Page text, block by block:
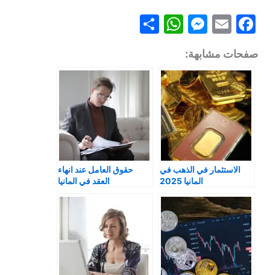
F
a
c
e
b
o
o
k
E
m
ai
l
M
s
s
e
n
g
er
W
s
A
p
p
e
صفحات مشابهة:
الاستثمار في الذهب في
المانيا 2025
حقوق العامل عند انهاء
العقد في المانيا